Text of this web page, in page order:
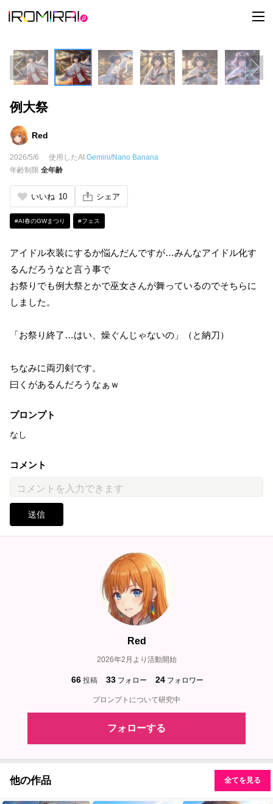
t
o
l
e
n
a
v
例大祭
Red
2026/5/6 使用したAI Gemini/Nano Banana
年齢制限 全年齢
いいね 10 シェア
#AI春のGWまつり #フェス
アイドル衣装にするか悩んだんですが…みんなアイドル化す
るんだろうなと言う事で
お祭りでも例大祭とかで巫女さんが舞っているのでそちらに
しました。
「お祭り終了…はい、燥ぐんじゃないの」（と納刀）
ちなみに両刃剣です。
曰くがあるんだろうなぁｗ
プロンプト
なし
コメント
送信
Red
2026年2月より活動開始
66 投稿 33 フォロー 24 フォロワー
プロンプトについて研究中
フォローする
他の作品 全てを見る